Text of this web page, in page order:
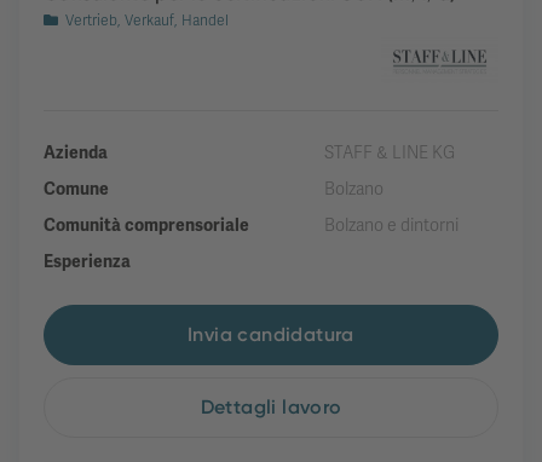
Vertrieb, Verkauf, Handel
Azienda
STAFF & LINE KG
Comune
Bolzano
Comunità comprensoriale
Bolzano e dintorni
Esperienza
Invia candidatura
Dettagli lavoro